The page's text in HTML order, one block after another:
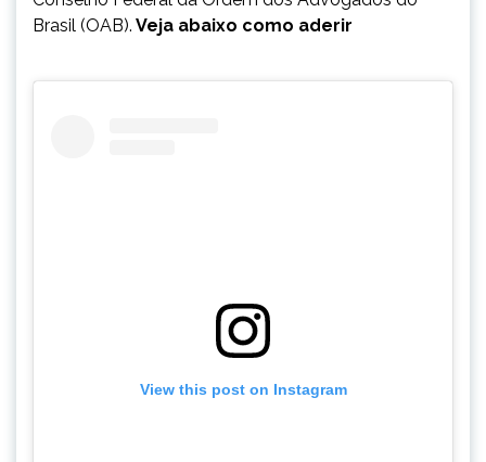
Brasil (OAB). Veja abaixo como aderir
View this post on Instagram